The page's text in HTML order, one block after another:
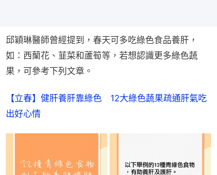
邱穎琳醫師曾經提到，春天可多吃綠色食品養肝，
如：西蘭花、韮菜和蘆筍等，若想認識更多綠色蔬
果，可參考下列文章。
【立春】健肝養肝靠綠色　12大綠色蔬果疏通肝氣吃
出好心情